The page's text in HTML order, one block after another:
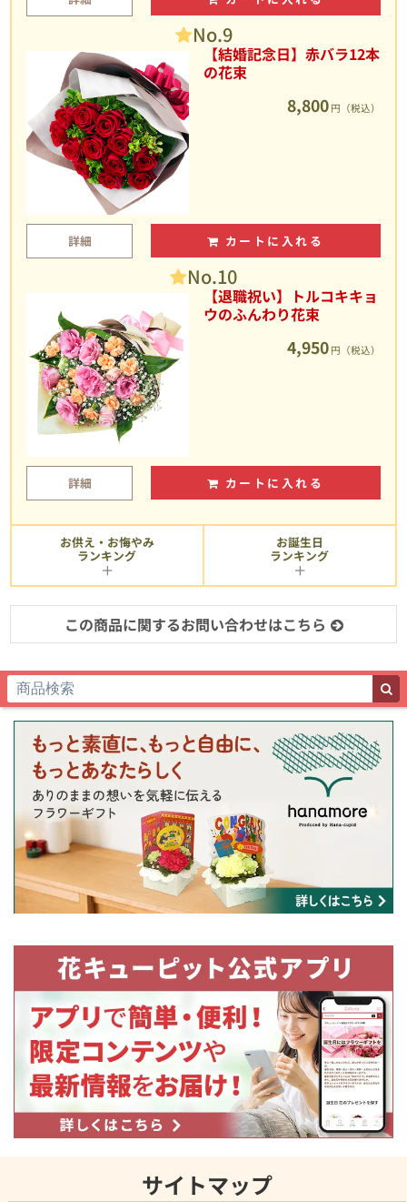
No.9
【結婚記念日】赤バラ12本
の花束
8,800 円（税込）
詳細 カートに入れる
No.10
【退職祝い】トルコキキョ
ウのふんわり花束
4,950 円（税込）
詳細 カートに入れる
お供え・お悔やみ
ランキング
お誕生日
ランキング
この商品に関するお問い合わせはこちら
サイトマップ